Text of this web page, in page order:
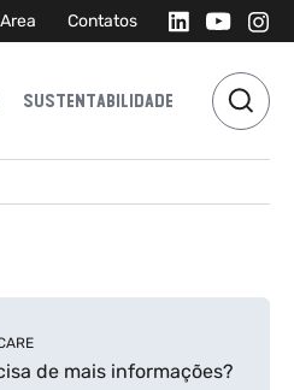
Contatos
SUSTENTABILIDADE
de mais informações?